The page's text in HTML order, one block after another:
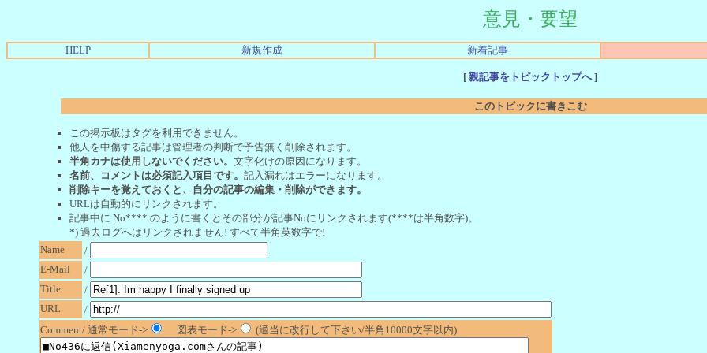
意見・要望
HELP 新規作成 新着記事
[ 親記事をトピックトップへ]
このトピックに書きこむ
この掲示板はタグを利用できません。
他人を中傷する記事は管理者の判断で予告無く削除されます。
半角カナは使用しないでください。 文字化けの原因になります。
名前、コメントは必須記入項目です。 記入漏れはエラーになります。
削除キーを覚えておくと、自分の記事の編集・削除ができます。
URLは自動的にリンクされます。
記事中に No**** のように書くとその部分が記事Noにリンクされます(****は半角数字)。
*) 過去ログへはリンクされません! すべて半角英数字で!
Name
/
E-Mail
/
Title
/
URL
/
Comment/ 通常モード->
図表モード-> (適当に改行して下さい/半角10000文字以内)